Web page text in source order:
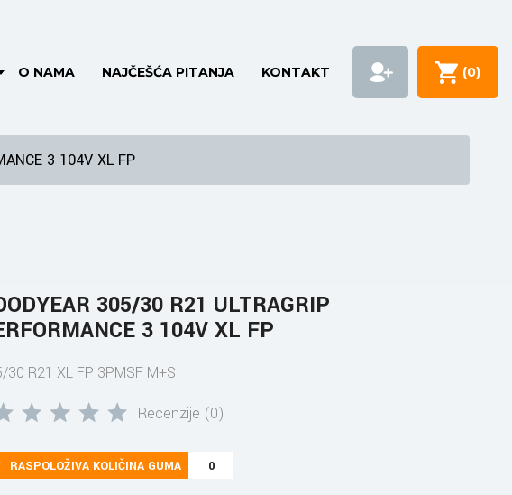
O NAMA NAJČEŠĆA PITANJA KONTAKT (0)
3 104V XL FP
305/30 R21 ULTRAGRIP
3 104V XL FP
30 R21 XL FP 3PMSF M+S
Recenzije (0)
RASPOLOŽIVA KOLIČINA GUMA 0